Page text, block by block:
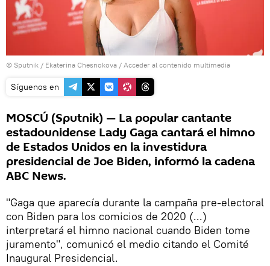
© Sputnik / Ekaterina Chesnokova / Acceder al contenido multimedia
Síguenos en
MOSCÚ (Sputnik) — La popular cantante
estadounidense Lady Gaga cantará el himno
de Estados Unidos en la investidura
presidencial de Joe Biden, informó la cadena
ABC News.
"Gaga que aparecía durante la campaña pre-electoral
con Biden para los comicios de 2020 (...)
interpretará el himno nacional cuando Biden tome
juramento", comunicó el medio citando el Comité
Inaugural Presidencial.